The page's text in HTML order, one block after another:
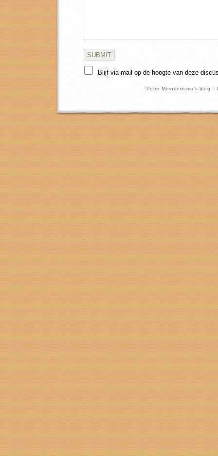
Blijf via mail op de hoogte van deze
Peter Meindertsma's blog